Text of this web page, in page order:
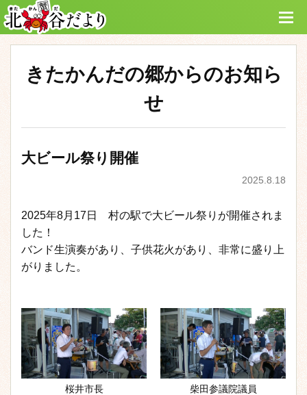
きたかんだの郷からのお知ら
せ
大ビール祭り開催
2025.8.18
2025年8月17日 村の駅で大ビール祭りが開催されま
した！
バンド生演奏があり、子供花火があり、非常に盛り上
がりました。
桜井市長 柴田参議院議員